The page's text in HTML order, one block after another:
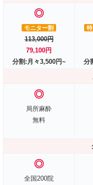
◎
モニター割
113,000円
79,100円
分割:月々3,500円~
分
◎
局所麻酔
無料
◎
全国200院